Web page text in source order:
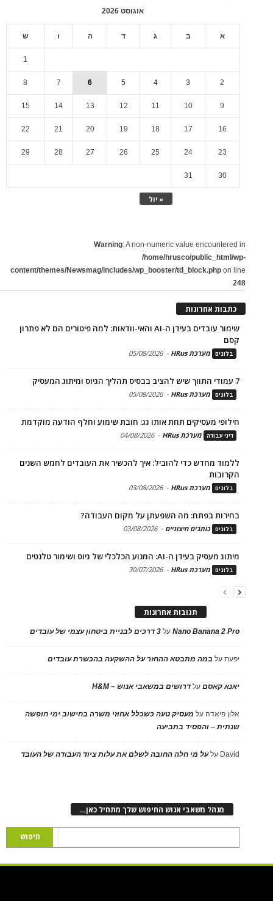
אוגוסט 2026
א ב ג ד ה ו ש
« יול
1
2
3
4
5
6
7
8
9
10
11
12
13
14
15
16
17
18
19
20
21
22
23
24
25
26
27
28
29
30
31
Warning: A non-numeric value encountered in
/home/hrusco/public_html/wp-
content/themes/Newsmag/includes/wp_booster/td_block.php on line
248
כתבות אחרונות
שימור עובדים בעידן ה-AI והאי-וודאות: למה פיטורים הם לא פתרון
קסם
בלוגים מערכת HRus -
05/08/2026
7 עמודי התווך שיש להציב בבסיס תהליך הגיוס ומיתוג המעסיק
בלוגים מערכת HRus -
05/08/2026
חילופי מעסיקים תחת אותו גג: חובת שימוע וחלף הודעה מוקדמת
דיני עבודה מערכת HRus -
04/08/2026
ללמוד מחדש כדי להוביל: איך להכשיר את העובדים לחמש השנים
הקרובות
בלוגים מערכת HRus -
03/08/2026
בחירות בפתח: מה השפעתן על מקום העבודה?
בלוגים כותבים חיצוניים -
03/08/2026
מיתוג מעסיק בעידן ה-AI: המנוע הכלכלי של גיוס ושימור טלנטים
בלוגים מערכת HRus -
30/07/2026
תגובות אחרונות
Nano Banana 2 Proעל 3 דרכים לבניית ביטחון עצמי של עובדים
יפעתעל במה מתבטא ההחזר על ההשקעה בהכשרת עובדים
יאנא קאסםעלדרושים במשאבי אנוש – H&M
אלון פיאדה על מעסיק טעה כשכלל אחוזי משרה בחישוב ימי חופשה
שנתית – והפסיד בתביעה
David עלעל מי חלה החובה לשלם את עלות ציוד העבודה של העובד
מנהל משאבי אנוש החיפוש שלך מתחיל כאן…